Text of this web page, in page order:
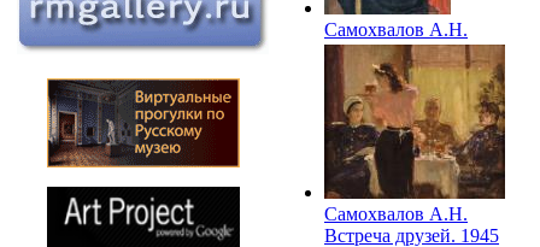
Самохвалов А.Н.
Портрет
М.Г.Филипповой,
гримера
Ленинградского
театра драмы им.
А.С.Пушкина. 1942
Самохвалов А.Н.
Встреча друзей. 1945